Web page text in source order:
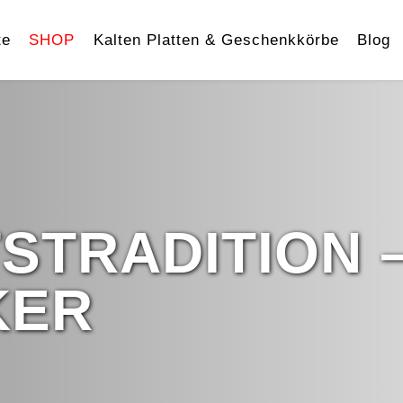
SHOP Kalten Platten & Geschenkkörbe Blog